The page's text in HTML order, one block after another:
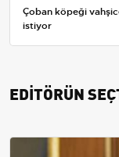
Çoban köpeği
istiyor
EDİTÖRÜN